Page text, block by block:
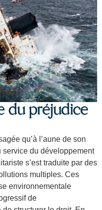
du préjudice
qu’à l’aune de son
service du développement
s’est traduite par des
multiples. Ces
environnementale
de